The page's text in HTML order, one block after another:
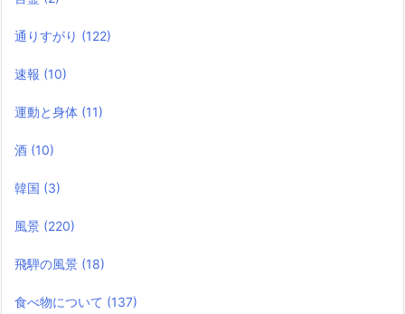
通りすがり (122)
速報 (10)
運動と身体 (11)
酒 (10)
韓国 (3)
風景 (220)
飛騨の風景 (18)
食べ物について (137)